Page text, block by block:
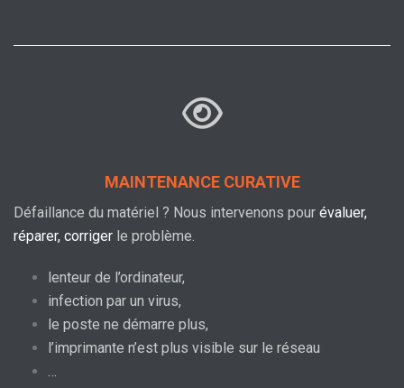
MAINTENANCE CURATIVE
Défaillance du matériel ? Nous intervenons pour évaluer,
réparer, corriger le problème.
lenteur de l’ordinateur,
infection par un virus,
le poste ne démarre plus,
l’imprimante n’est plus visible sur le réseau
…